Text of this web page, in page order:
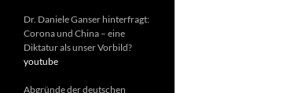
Dr. Daniele Ganser hinterfragt:
Corona und China – eine
Diktatur als unser Vorbild?
youtube
Abgründe der deutschen